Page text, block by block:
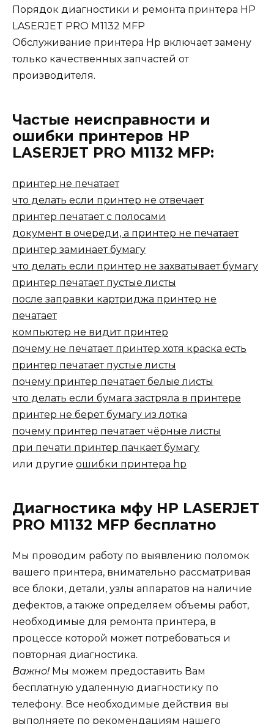
Порядок диагностики и ремонта принтера HP
LASERJET PRO M1132 MFP
Обслуживание принтера Hp включает замену
только качественных запчастей от
производителя.
Частые неисправности и
ошибки принтеров HP
LASERJET PRO M1132 MFP:
принтер не печатает
что делать если принтер не отвечает
принтер печатает с полосами
документ в очереди, а принтер не печатает
принтер заминает бумагу
что делать если принтер не захватывает бумагу
принтер печатает пустые листы
после заправки картриджа принтер не
печатает
компьютер не видит принтер
почему не печатает принтер хотя краска есть
принтер печатает пустые листы
почему принтер печатает белые листы
что делать если бумага застряла в принтере
принтер не берет бумагу из лотка
почему принтер печатает чёрные листы
при печати принтер пачкает бумагу
или другие ошибки принтера hp
Диагностика мфу HP LASERJET
PRO M1132 MFP бесплатно
Мы проводим работу по выявлению поломок
вашего принтера, внимательно рассматривая
все блоки, детали, узлы аппаратов на наличие
дефектов, а также определяем объемы работ,
необходимые для ремонта принтера, в
процессе которой может потребоваться и
повторная диагностика.
Важно! Мы можем предоставить Вам
бесплатную удаленную диагностику по
телефону. Все необходимые действия вы
выполняете по рекомендациям нашего